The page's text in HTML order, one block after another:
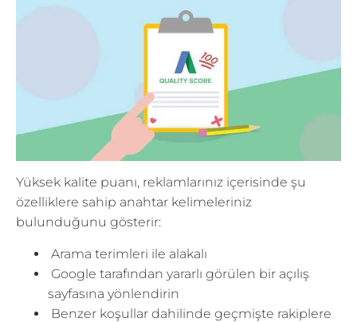
Yüksek kalite puanı, reklamlarınız içerisinde şu
özelliklere sahip anahtar kelimeleriniz
bulunduğunu gösterir:
Arama terimleri ile alakalı
Google tarafından yararlı görülen bir açılış
sayfasına yönlendirin
Benzer koşullar dahilinde geçmişte rakiplere